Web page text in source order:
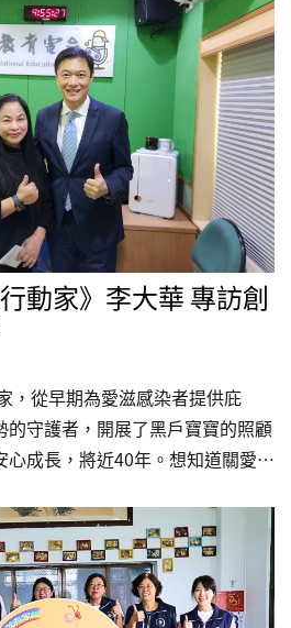
繼續秉持著對這些孩子的承諾，
一刻，都將不斷關注並提供他們
服生活中的困難，並在這片土地上
望。感謝所有關心和支持關愛之家
與關懷，讓我們能夠持續為黑戶寶
請您與身旁的朋友們，一同支持關
動家》李大華 專訪創
，從早期為愛滋感染者提供庇
守護者，開展了黑戶寶寶的照顧
心成長，將近40年。想知道關愛之
女性等身分，是否還是有哪些刻板
由李大華主持，教育廣播電台的
（四）早上七點半專訪關愛之家
一起收聽！教育行動家：關愛之